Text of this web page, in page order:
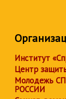
Институт
Центр
Молодежь
РОССИИ